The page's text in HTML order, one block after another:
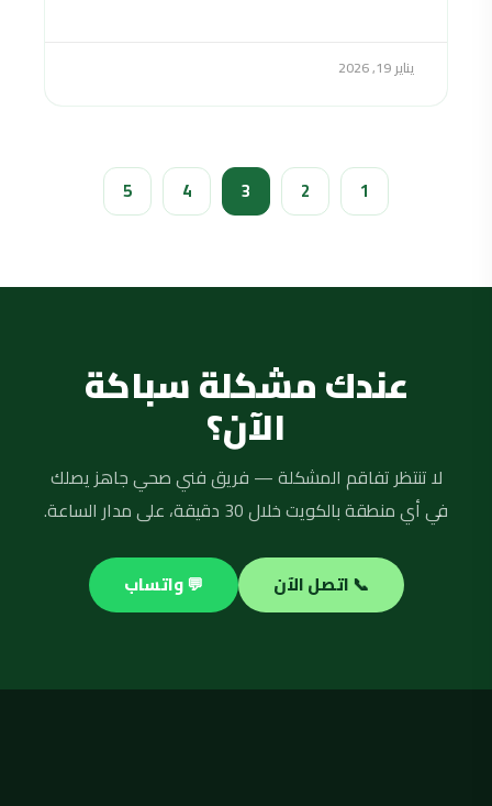
يناير 19, 2026
1
2
3
4
5
عندك مشكلة سباكة
الآن؟
لا تنتظر تفاقم المشكلة — فريق فني صحي جاهز يصلك
في أي منطقة بالكويت خلال 30 دقيقة، على مدار الساعة.
📞 اتصل الآن 💬 واتساب